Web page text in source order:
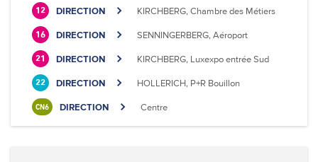
12 DIRECTION KIRCHBERG, Chambre des Métiers
16 DIRECTION SENNINGERBERG, Aéroport
21 DIRECTION KIRCHBERG, Luxexpo entrée Sud
22 DIRECTION HOLLERICH, P+R Bouillon
CN6 DIRECTION Centre